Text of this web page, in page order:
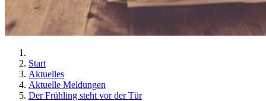
Start
Aktuelles
Aktuelle Meldungen
Der Frühling steht vor der Tür